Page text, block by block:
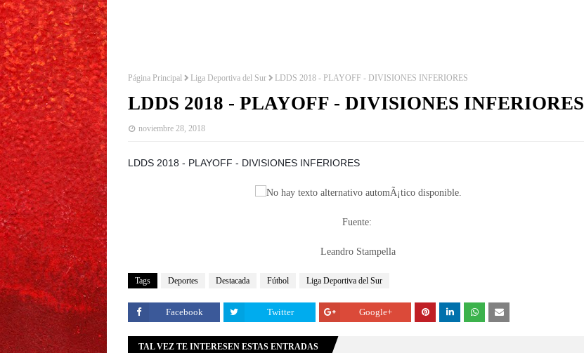
Página Principal Liga Deportiva del Sur LDDS 2018 - PLAYOFF - DIVISIONES INFERIORES
LDDS 2018 - PLAYOFF - DIVISIONES INFERIORES
noviembre 28, 2018
LDDS 2018 - PLAYOFF - DIVISIONES INFERIORES
Fuente:
Leandro Stampella
Tags Deportes Destacada Fútbol Liga Deportiva del Sur
Facebook Twitter Google+
TAL VEZ TE INTERESEN ESTAS ENTRADAS